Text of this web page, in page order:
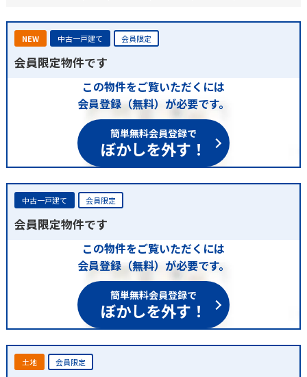
NEW 中古一戸建て 会員限定
会員限定物件です
この物件をご覧いただくには
会員登録（無料）が必要です。
簡単無料会員登録で
ぼかしを外す！
中古一戸建て 会員限定
会員限定物件です
この物件をご覧いただくには
会員登録（無料）が必要です。
簡単無料会員登録で
ぼかしを外す！
土地 会員限定